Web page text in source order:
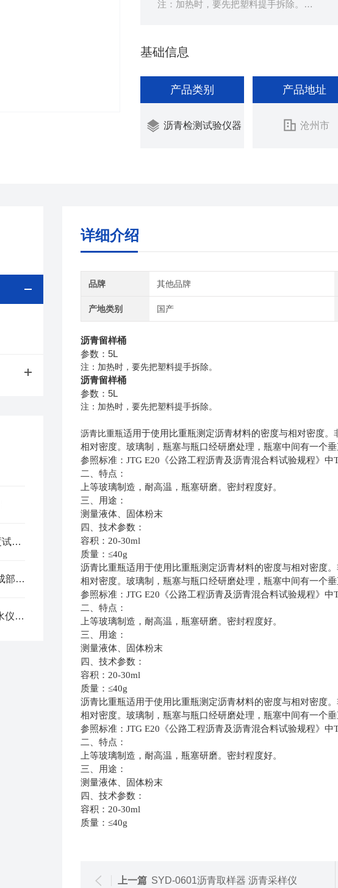
注：加热时，要先把塑料提手拆除。
基础信息
产品类别
沥青检测试验仪器
产品地址
沧州市
TLY-1混凝土拌合物塌落度试验仪使用方法
金属导管弯曲试验机各组成部件功能特性深度剖析
LCD-2沥青混合料真空饱水仪产品上市
详细介绍
品牌 其他品牌
产地类别 国产
沥青留样桶
参数： 5L
注：加热时，要先把塑料提手拆除。
沥青留样桶
参数： 5L
注：加热时，要先把塑料提手拆除。
沥青比重瓶适用于使用比重瓶测定沥青材料的密度与相对密度
相对密度。玻璃制，瓶塞与瓶口经研磨处理，瓶塞中间有一个
参照标准： JTG E20 《公路工程沥青及沥青混合料试验规程》中
二、特点：
上等玻璃制造，耐高温，瓶塞研磨。密封程度好。
三、用途：
测量液体、固体粉末
四、技术参数：
容积： 20-30ml
质量：≤40g
沥青比重瓶适用于使用比重瓶测定沥青材料的密度与相对密度
相对密度。玻璃制，瓶塞与瓶口经研磨处理，瓶塞中间有一个
参照标准：JTG E20《公路工程沥青及沥青混合料试验规程》中
二、特点：
上等玻璃制造，耐高温，瓶塞研磨。密封程度好。
三、用途：
测量液体、固体粉末
四、技术参数：
容积：20-30ml
质量：≤40g
沥青比重瓶适用于使用比重瓶测定沥青材料的密度与相对密度
相对密度。玻璃制，瓶塞与瓶口经研磨处理，瓶塞中间有一个
参照标准：JTG E20《公路工程沥青及沥青混合料试验规程》中
二、特点：
上等玻璃制造，耐高温，瓶塞研磨。密封程度好。
三、用途：
测量液体、固体粉末
四、技术参数：
容积：20-30ml
质量：≤40g
上一篇 SYD-0601沥青取样器 沥青采样仪